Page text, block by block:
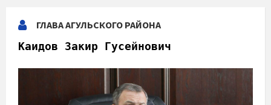
ГЛАВА АГУЛЬСКОГО РАЙОНА
Каидов Закир Гусейнович